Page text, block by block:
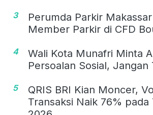
3
Perumda Parkir
Member Parkir di CFD
4
Wali Kota Munafri Minta
Persoalan Sosial,
5
QRIS BRI Kian Moncer,
Transaksi Naik 76% pada